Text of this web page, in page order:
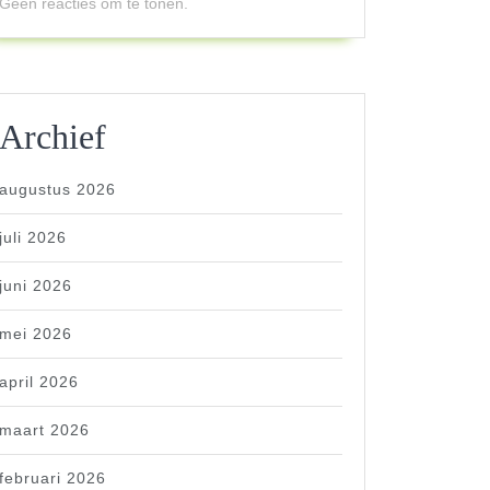
Archief
augustus 2026
juli 2026
juni 2026
mei 2026
april 2026
maart 2026
februari 2026